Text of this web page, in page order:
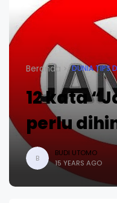
Beranda DUNIA TIPS
12 kata
perlu
B
BUDI UTOMO
15 YEARS AGO